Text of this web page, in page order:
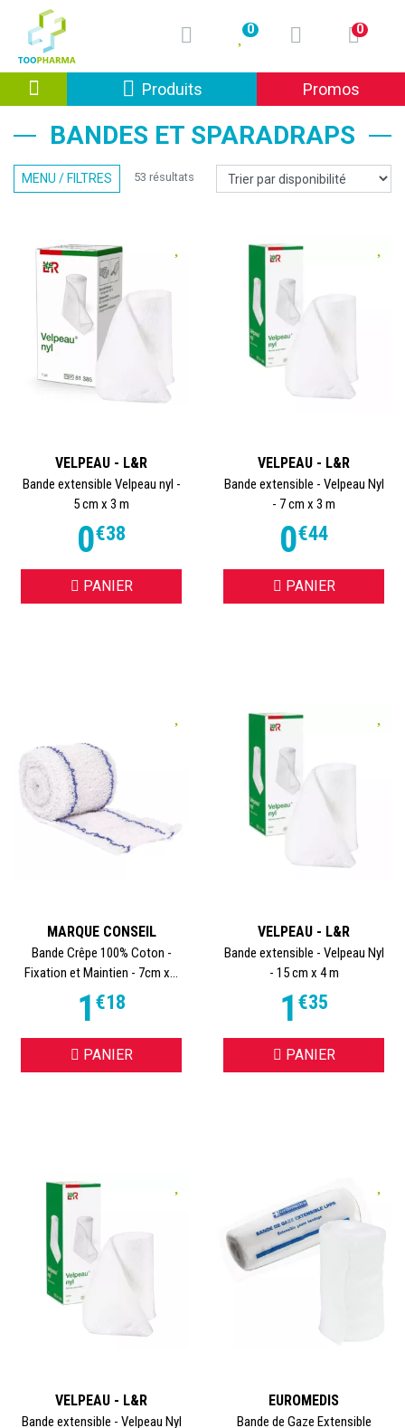
0 0
ProduitsAfficher la navigation
Promos
BANDES ET SPARADRAPS
MENU / FILTRES 53 résultats
VELPEAU - L&R
Bande extensible Velpeau nyl -
5 cm x 3 m
0€38
PANIER
VELPEAU - L&R
Bande extensible - Velpeau Nyl
- 7 cm x 3 m
0€44
PANIER
MARQUE CONSEIL
Bande Crêpe 100% Coton -
Fixation et Maintien - 7cm x...
1 €18
PANIER
VELPEAU - L&R
Bande extensible - Velpeau Nyl
- 15 cm x 4 m
1 €35
PANIER
VELPEAU - L&R
Bande extensible - Velpeau Nyl
EUROMEDIS
Bande de Gaze Extensible